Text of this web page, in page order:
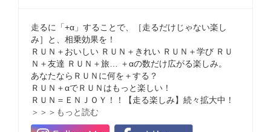
走るに「+α」することで、［走るだけじゃない楽し
み］と、相乗効果を！
ＲＵＮ＋おいしい ＲＵＮ＋きれい ＲＵＮ＋学び ＲＵ
Ｎ＋友達 ＲＵＮ＋旅… ＋αの数だけ広がる楽しみ。
あなたならＲＵＮに何を＋する？
ＲＵＮ＋αでＲＵＮはもっと楽しい！
ＲＵＮ＝ＥＮＪＯＹ！！【走る楽しみ】続々拡大中！
＞＞＞もっと読む